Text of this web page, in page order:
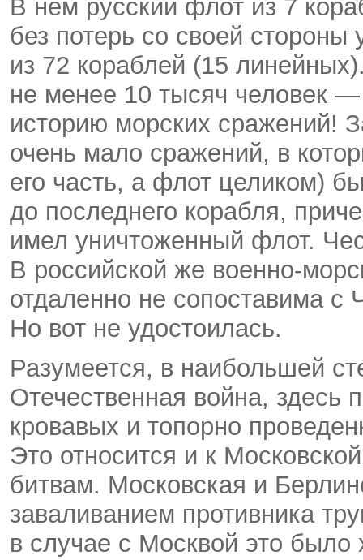
В нем русский флот из 7
без потерь со своей
из 72 кораблей (15
не менее 10 тысяч человек
историю морских сражений!
очень мало сражений, в
его часть, а флот целиком)
до последнего корабля,
имел уничтоженный флот.
В российской же военно-
отдаленно не сопоставима
Но вот не удостоилась.
Разумеется, в наибольшей
Отечественная война, здесь
кровавых и топорно
Это относится и к
битвам. Московская и
заваливанием противника
в случае с Москвой это было